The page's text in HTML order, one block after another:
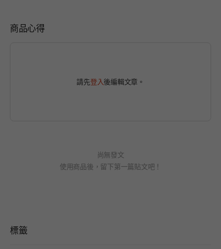
商品心得
請先登入後編輯文章。
尚無發文
使用商品後，留下第一篇貼文吧！
標籤